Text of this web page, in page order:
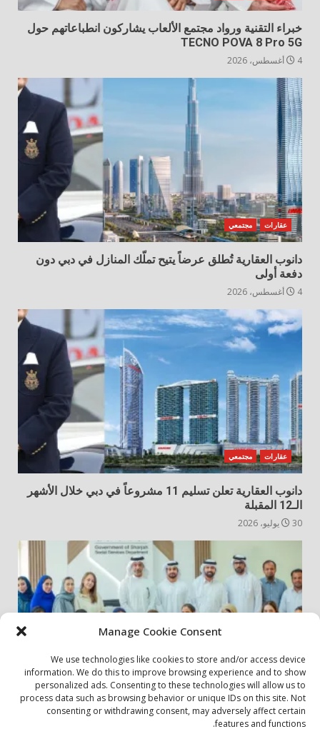
Manage Cookie Consent
We use technologies like cookies to store and/or access device
information. We do this to improve browsing experience and to show
personalized ads. Consenting to these technologies will allow us to
process data such as browsing behavior or unique IDs on this site. Not
consenting or withdrawing consent, may adversely affect certain
features and functions.
خبراء التقنية ورواد مجتمع الألعاب يشاركون انطباعاتهم حول
TECNO POVA 8 Pro 5G
4 أغسطس، 2026
عقارات مجتمعي
دانوب العقارية تُطلق عرضاً يتيح تملّك المنازل في دبي دون
دفعة أولى
4 أغسطس، 2026
عقارات مجتمعي
دانوب العقارية تعلن تسليم 11 مشروعاً في دبي خلال الأشهر
الـ12 المقبلة
30 يوليو، 2026
أخبار المجتمع مجتمعي
الشارقة لإدارة الأصول تنظم زيارة إلى دار رعاية المسنين